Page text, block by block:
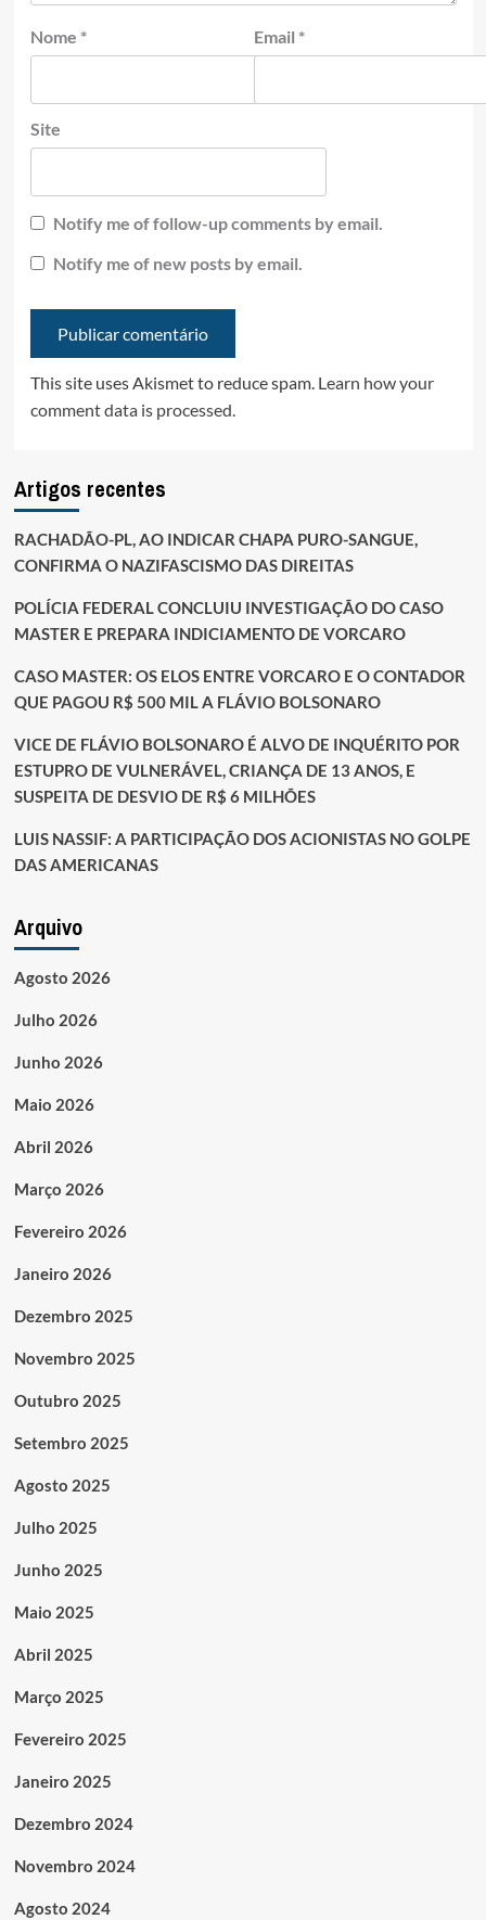
Nome * Email *
Site
Notify me of follow-up comments by email.
Notify me of new posts by email.
This site uses Akismet to reduce spam. Learn how your
comment data is processed.
Artigos recentes
RACHADÃO-PL, AO INDICAR CHAPA PURO-SANGUE,
CONFIRMA O NAZIFASCISMO DAS DIREITAS
POLÍCIA FEDERAL CONCLUIU INVESTIGAÇÃO DO CASO
MASTER E PREPARA INDICIAMENTO DE VORCARO
CASO MASTER: OS ELOS ENTRE VORCARO E O CONTADOR
QUE PAGOU R$ 500 MIL A FLÁVIO BOLSONARO
VICE DE FLÁVIO BOLSONARO É ALVO DE INQUÉRITO POR
ESTUPRO DE VULNERÁVEL, CRIANÇA DE 13 ANOS, E
SUSPEITA DE DESVIO DE R$ 6 MILHÕES
LUIS NASSIF: A PARTICIPAÇÃO DOS ACIONISTAS NO GOLPE
DAS AMERICANAS
Arquivo
Agosto 2026
Julho 2026
Junho 2026
Maio 2026
Abril 2026
Março 2026
Fevereiro 2026
Janeiro 2026
Dezembro 2025
Novembro 2025
Outubro 2025
Setembro 2025
Agosto 2025
Julho 2025
Junho 2025
Maio 2025
Abril 2025
Março 2025
Fevereiro 2025
Janeiro 2025
Dezembro 2024
Novembro 2024
Agosto 2024